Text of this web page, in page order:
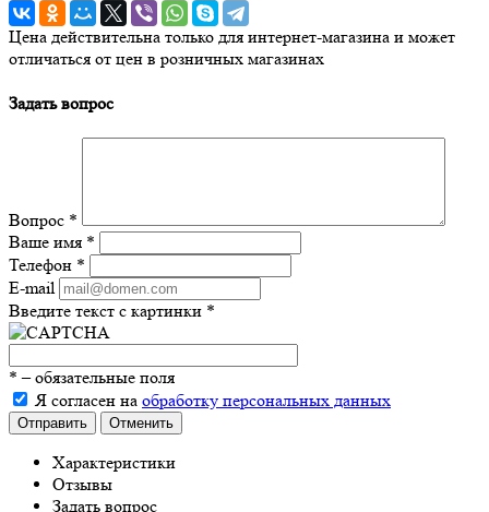
Цена действительна только для интернет-магазина и может
отличаться от цен в розничных магазинах
Задать вопрос
Вопрос *
Ваше имя *
Телефон *
E-mail
Введите текст с картинки *
* – обязательные поля
Я согласен на обработку персональных данных
Отправить Отменить
Характеристики
Отзывы
Задать вопрос